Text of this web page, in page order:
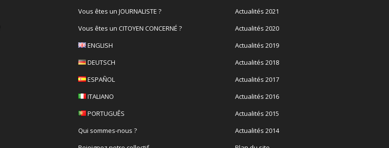
Vous êtes un JOURNALISTE ?
Vous êtes un CITOYEN CONCERNÉ ?
ENGLISH
DEUTSCH
ESPAÑOL
ITALIANO
PORTUGUÊS
Qui sommes-nous ?
Actualités 2021
Actualités 2020
Actualités 2019
Actualités 2018
Actualités 2017
Actualités 2016
Actualités 2015
Actualités 2014